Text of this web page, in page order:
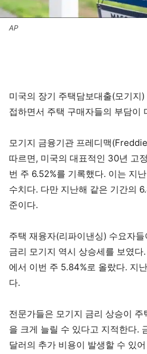
AP
미국의 장기 주택담보대출(모기지
접하면서 주택 구매자들의 부담이
모기지 금융기관 프레디맥
따르면, 미국의 대표적인 30년 고
번 주 6.52%를 기록했다. 이는 지
수치다. 다만 지난해 같은 기간의
준이다.
주택 재융자(리파이낸싱) 수요자
금리 모기지 역시 상승세를 보였
에서 이번 주 5.84%로 올랐다. 지
다.
전문가들은 모기지 금리 상승이
을 크게 늘릴 수 있다고 지적한다.
달러의 추가 비용이 발생할 수 있